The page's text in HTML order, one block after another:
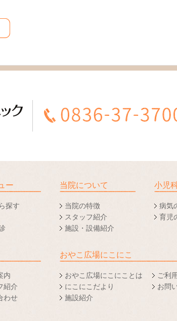
ー
探す
当院について
当院の特徴
スタッフ紹介
施設・設備紹介
小児
病気
育児
内
紹介
わせ
おやこ広場にこにこ
おやこ広場にこにことは
にこにこだより
施設紹介
ご利
お問